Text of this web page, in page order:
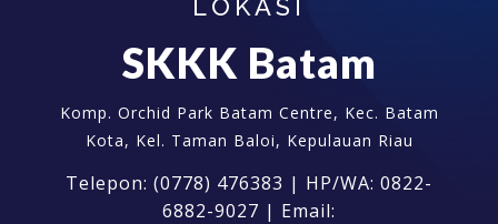
LOKASI
SKKK Batam
Komp. Orchid Park Batam Centre, Kec. Batam
Kota, Kel. Taman Baloi, Kepulauan Riau
Telepon: (0778) 476383 | HP/WA: 0822-
6882-9027 | Email: